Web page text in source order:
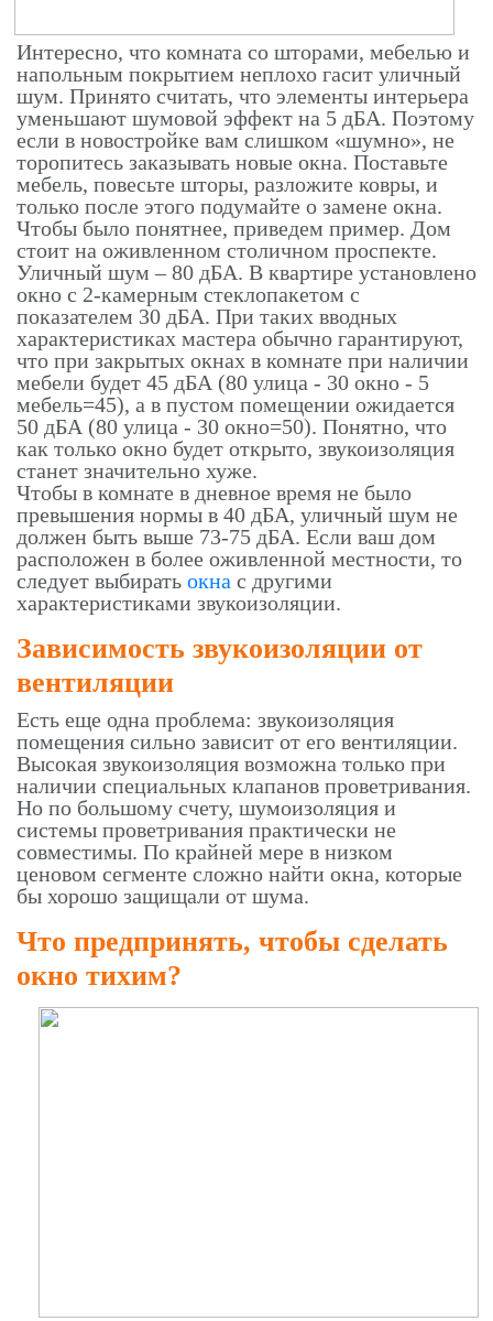
Интересно, что комната со шторами, мебелью и
напольным покрытием неплохо гасит уличный
шум. Принято считать, что элементы интерьера
уменьшают шумовой эффект на 5 дБА. Поэтому
если в новостройке вам слишком «шумно», не
торопитесь заказывать новые окна. Поставьте
мебель, повесьте шторы, разложите ковры, и
только после этого подумайте о замене окна.
Чтобы было понятнее, приведем пример. Дом
стоит на оживленном столичном проспекте.
Уличный шум – 80 дБА. В квартире установлено
окно с 2-камерным стеклопакетом с
показателем 30 дБА. При таких вводных
характеристиках мастера обычно гарантируют,
что при закрытых окнах в комнате при наличии
мебели будет 45 дБА (80 улица - 30 окно - 5
мебель=45), а в пустом помещении ожидается
50 дБА (80 улица - 30 окно=50). Понятно, что
как только окно будет открыто, звукоизоляция
станет значительно хуже.
Чтобы в комнате в дневное время не было
превышения нормы в 40 дБА, уличный шум не
должен быть выше 73-75 дБА. Если ваш дом
расположен в более оживленной местности, то
следует выбирать окна с другими
характеристиками звукоизоляции.
Зависимость звукоизоляции от
вентиляции
Есть еще одна проблема: звукоизоляция
помещения сильно зависит от его вентиляции.
Высокая звукоизоляция возможна только при
наличии специальных клапанов проветривания.
Но по большому счету, шумоизоляция и
системы проветривания практически не
совместимы. По крайней мере в низком
ценовом сегменте сложно найти окна, которые
бы хорошо защищали от шума.
Что предпринять, чтобы сделать
окно тихим?